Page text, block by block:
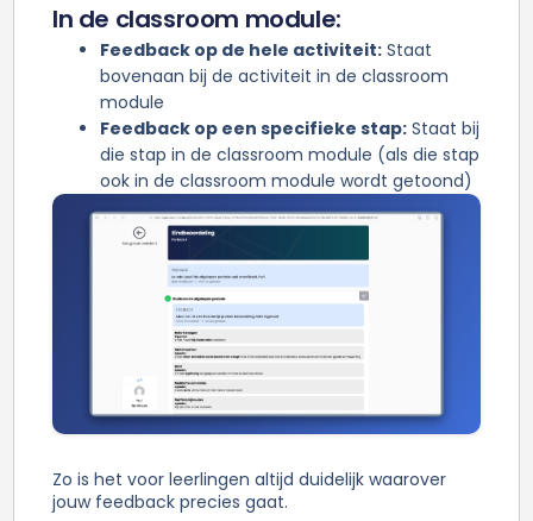
In de classroom module:
Feedback op de hele activiteit:Staat
bovenaan bij de activiteit in de classroom
module
Feedback op een specifieke stap:Staat bij
die stap in de classroom module (als die stap
ook in de classroom module wordt getoond)
Zo is het voor leerlingen altijd duidelijk waarover
jouw feedback precies gaat.